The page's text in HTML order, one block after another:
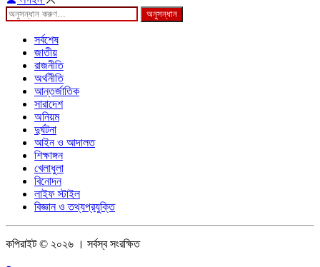
অনুসন্ধান
সর্বশেষ
জাতীয়
রাজনীতি
অর্থনীতি
আন্তর্জাতিক
সারাদেশ
অনিয়ম
দুর্ঘটনা
আইন ও আদালত
শিক্ষাঙ্গন
খেলাধুলা
বিনোদন
লাইফ স্টাইল
বিজ্ঞান ও তথ্যপ্রযুক্তি
কপিরাইট © ২০২৬ । সর্বস্ব সংরক্ষিত